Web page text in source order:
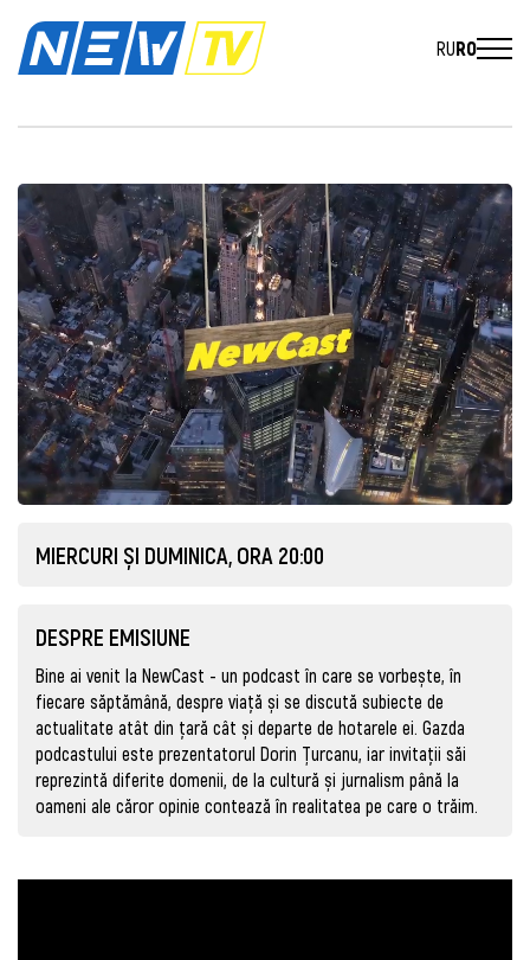
RURO
MIERCURI ȘI DUMINICA, ORA 20:00
DESPRE EMISIUNE
Bine ai venit la NewCast - un podcast în care se vorbește, în
fiecare săptămână, despre viață și se discută subiecte de
actualitate atât din țară cât și departe de hotarele ei. Gazda
podcastului este prezentatorul Dorin Țurcanu, iar invitații săi
reprezintă diferite domenii, de la cultură și jurnalism până la
oameni ale căror opinie contează în realitatea pe care o trăim.